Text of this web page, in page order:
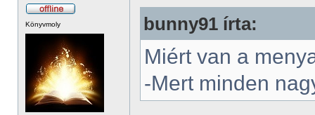
Könyvmoly bunny91 írta:
Miért van a
-Mert minden